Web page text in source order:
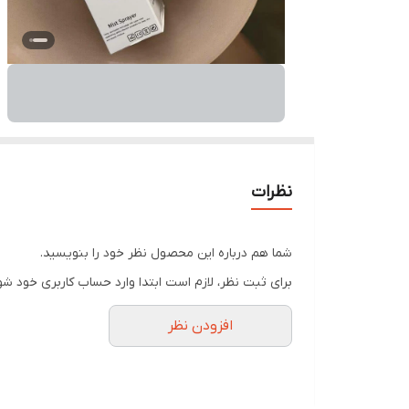
نظرات
شما هم درباره این محصول نظر خود را بنویسید.
برای ثبت نظر، لازم است ابتدا وارد حساب کاربری خود
افزودن نظر